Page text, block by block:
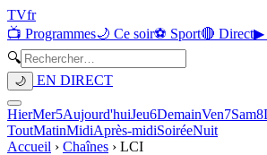
TVfr
📺 Programmes🌙 Ce soir⚽ Sport🔴 Direct▶
🔍
🌙 EN DIRECT
HierMer5Aujourd'huiJeu6DemainVen7Sam8
ToutMatinMidiAprès-midiSoiréeNuit
Accueil › Chaînes › LCI